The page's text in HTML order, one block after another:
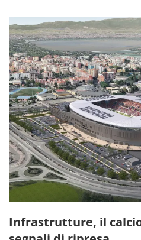
Infrastrutture, il